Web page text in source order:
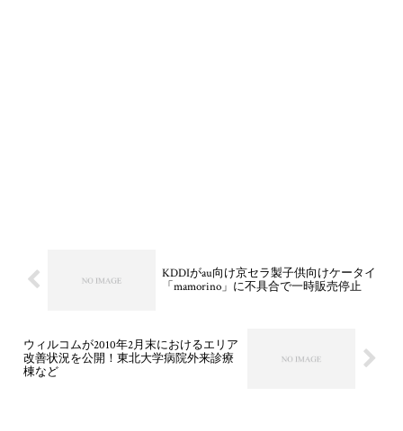
KDDIがau向け京セラ製子供向けケータイ
「mamorino」に不具合で一時販売停止
ウィルコムが2010年2月末におけるエリア
改善状況を公開！東北大学病院外来診療
棟など